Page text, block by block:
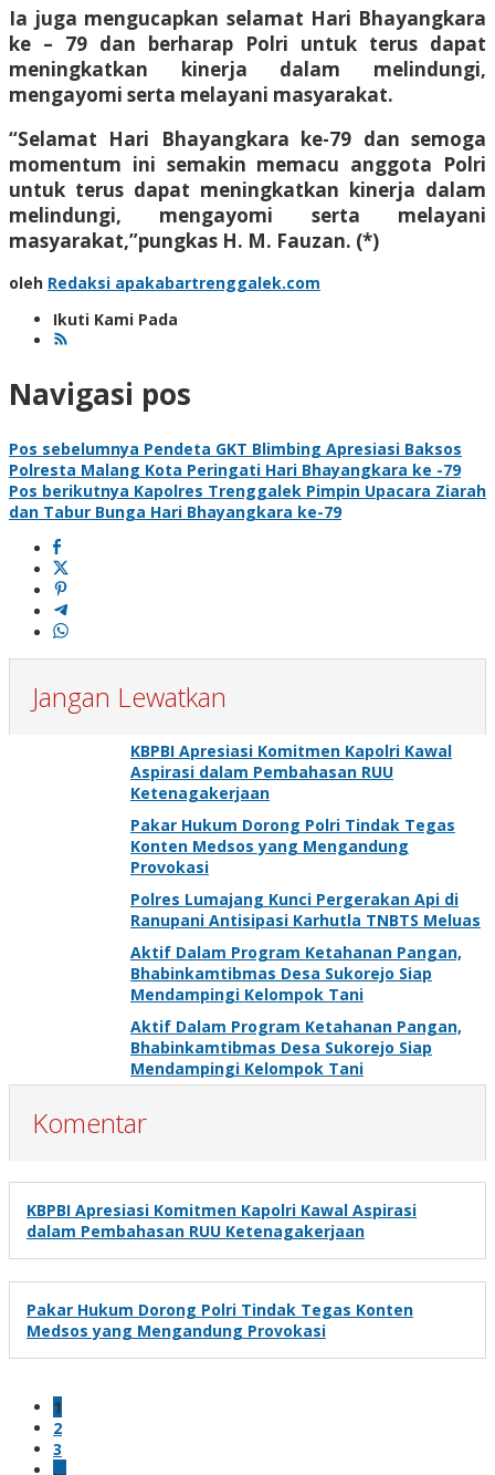
Ia juga mengucapkan selamat Hari Bhayangkara
ke – 79 dan berharap Polri untuk terus dapat
meningkatkan kinerja dalam melindungi,
mengayomi serta melayani masyarakat.
“Selamat Hari Bhayangkara ke-79 dan semoga
momentum ini semakin memacu anggota Polri
untuk terus dapat meningkatkan kinerja dalam
melindungi, mengayomi serta melayani
masyarakat,”pungkas H. M. Fauzan. (*)
oleh Redaksi apakabartrenggalek.com
Ikuti Kami Pada
Navigasi pos
Pos sebelumnya Pendeta GKT Blimbing Apresiasi Baksos
Polresta Malang Kota Peringati Hari Bhayangkara ke -79
Pos berikutnya Kapolres Trenggalek Pimpin Upacara Ziarah
dan Tabur Bunga Hari Bhayangkara ke-79
Jangan Lewatkan
KBPBI Apresiasi Komitmen Kapolri Kawal
Aspirasi dalam Pembahasan RUU
Ketenagakerjaan
Pakar Hukum Dorong Polri Tindak Tegas
Konten Medsos yang Mengandung
Provokasi
Polres Lumajang Kunci Pergerakan Api di
Ranupani Antisipasi Karhutla TNBTS Meluas
Aktif Dalam Program Ketahanan Pangan,
Bhabinkamtibmas Desa Sukorejo Siap
Mendampingi Kelompok Tani
Aktif Dalam Program Ketahanan Pangan,
Bhabinkamtibmas Desa Sukorejo Siap
Mendampingi Kelompok Tani
Komentar
KBPBI Apresiasi Komitmen Kapolri Kawal Aspirasi
dalam Pembahasan RUU Ketenagakerjaan
Pakar Hukum Dorong Polri Tindak Tegas Konten
Medsos yang Mengandung Provokasi
1
2
3
…